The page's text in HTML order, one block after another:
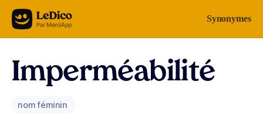
Aller au contenu Synonymes
Imperméabilité
nom féminin